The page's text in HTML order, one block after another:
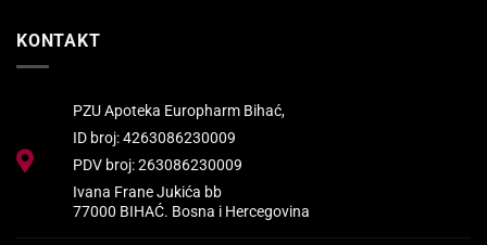
KONTAKT
PZU Apoteka Europharm Bihać,
ID broj: 4263086230009
PDV broj: 263086230009
Ivana Frane Jukića bb
77000 BIHAĆ. Bosna i Hercegovina